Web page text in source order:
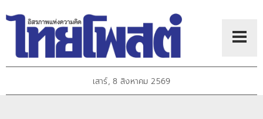
เสาร์, 8 สิงหาคม 2569